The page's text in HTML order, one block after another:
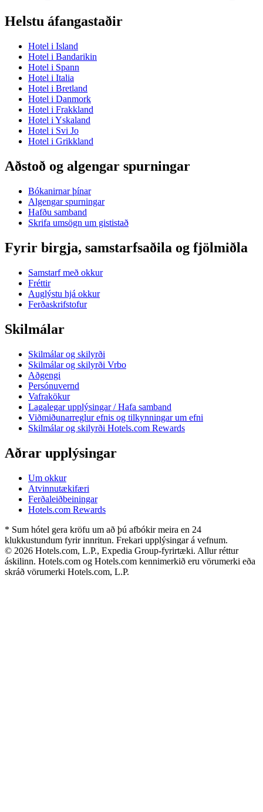
Helstu áfangastaðir
Hotel i Island
Hotel i Bandarikin
Hotel i Spann
Hotel i Italia
Hotel i Bretland
Hotel i Danmork
Hotel i Frakkland
Hotel i Yskaland
Hotel i Svi Jo
Hotel i Grikkland
Aðstoð og algengar spurningar
Bókanirnar þínar
Algengar spurningar
Hafðu samband
Skrifa umsögn um gististað
Fyrir birgja, samstarfsaðila og fjölmiðla
Samstarf með okkur
Fréttir
Auglýstu hjá okkur
Ferðaskrifstofur
Skilmálar
Skilmálar og skilyrði
Skilmálar og skilyrði Vrbo
Aðgengi
Persónuvernd
Vafrakökur
Lagalegar upplýsingar / Hafa samband
Viðmiðunarreglur efnis og tilkynningar um efni
Skilmálar og skilyrði Hotels.com Rewards
Aðrar upplýsingar
Um okkur
Atvinnutækifæri
Ferðaleiðbeiningar
Hotels.com Rewards
* Sum hótel gera kröfu um að þú afbókir meira en 24
klukkustundum fyrir innritun. Frekari upplýsingar á vefnum.
© 2026 Hotels.com, L.P., Expedia Group-fyrirtæki. Allur réttur
áskilinn. Hotels.com og Hotels.com kennimerkið eru vörumerki eða
skráð vörumerki Hotels.com, L.P.